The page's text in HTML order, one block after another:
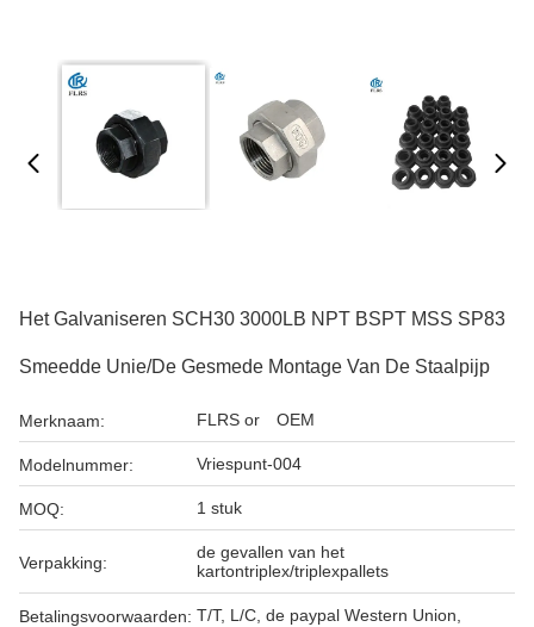
Het Galvaniseren SCH30 3000LB NPT BSPT MSS SP83
Smeedde Unie/de Gesmede Montage Van De Staalpijp
Merknaam: FLRS or OEM
Modelnummer: Vriespunt-004
MOQ: 1 stuk
Verpakking:
de gevallen van het
kartontriplex/triplexpallets
Betalingsvoorwaarden: T/T, L/C, de paypal Western Union,